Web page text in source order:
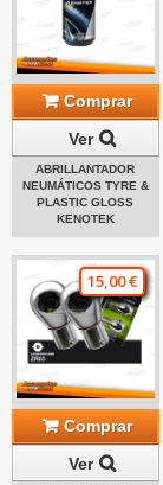
Comprar
Ver
ABRILLANTADOR
NEUMÁTICOS TYRE &
PLASTIC GLOSS
KENOTEK
15,00 €
Comprar
Ver